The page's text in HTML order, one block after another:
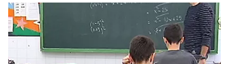
Ikusmiran
Eguraldia